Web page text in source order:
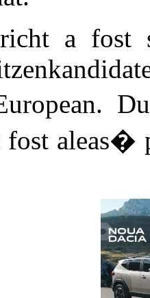
a fost
fost aleas�